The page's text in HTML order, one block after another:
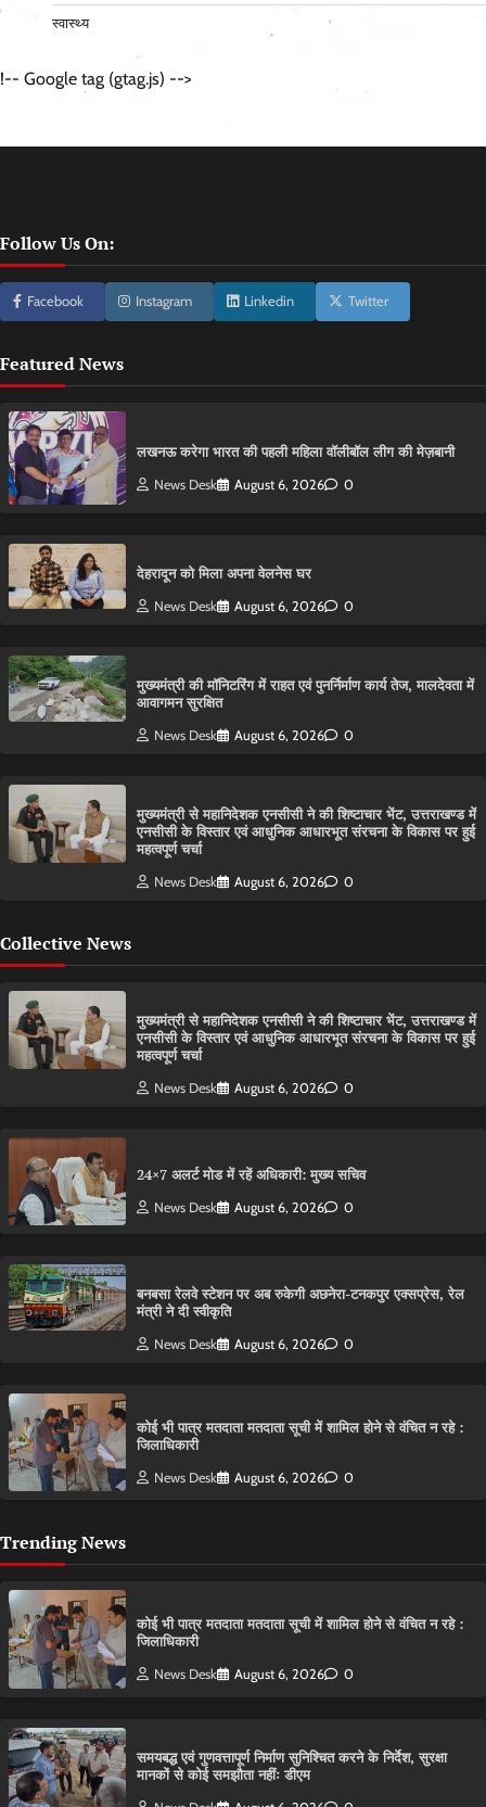
स्वास्थ्य
!-- Google tag (gtag.js) -->
Follow Us On:
Facebook Instagram Linkedin Twitter
Featured News
लखनऊ करेगा भारत की पहली महिला वॉलीबॉल लीग की मेज़बानी
News Desk August 6, 2026 0
देहरादून को मिला अपना वेलनेस घर
News Desk August 6, 2026 0
मुख्यमंत्री की मॉनिटरिंग में राहत एवं पुनर्निर्माण कार्य तेज, मालदेवता में
आवागमन सुरक्षित
News Desk August 6, 2026 0
मुख्यमंत्री से महानिदेशक एनसीसी ने की शिष्टाचार भेंट, उत्तराखण्ड में
एनसीसी के विस्तार एवं आधुनिक आधारभूत संरचना के विकास पर हुई
महत्वपूर्ण चर्चा
News Desk August 6, 2026 0
Collective News
मुख्यमंत्री से महानिदेशक एनसीसी ने की शिष्टाचार भेंट, उत्तराखण्ड में
एनसीसी के विस्तार एवं आधुनिक आधारभूत संरचना के विकास पर हुई
महत्वपूर्ण चर्चा
News Desk August 6, 2026 0
24×7 अलर्ट मोड में रहें अधिकारी: मुख्य सचिव
News Desk August 6, 2026 0
बनबसा रेलवे स्टेशन पर अब रुकेगी अछनेरा-टनकपुर एक्सप्रेस, रेल
मंत्री ने दी स्वीकृति
News Desk August 6, 2026 0
कोई भी पात्र मतदाता मतदाता सूची में शामिल होने से वंचित न रहे :
जिलाधिकारी
News Desk August 6, 2026 0
Trending News
कोई भी पात्र मतदाता मतदाता सूची में शामिल होने से वंचित न रहे :
जिलाधिकारी
News Desk August 6, 2026 0
समयबद्ध एवं गुणवत्तापूर्ण निर्माण सुनिश्चित करने के निर्देश, सुरक्षा
मानकों से कोई समझौता नहींः डीएम